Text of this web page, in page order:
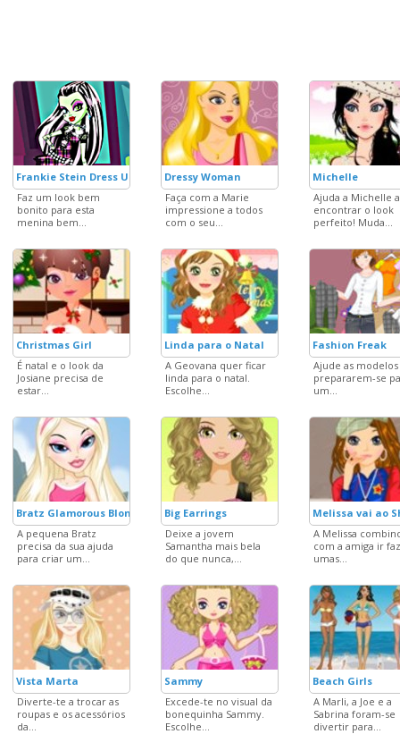
Frankie Stein Dress Up
Faz um look bem
bonito para esta
menina bem...
Dressy Woman
Faça com a Marie
impressione a todos
com o seu...
Michelle
Ajuda a Michelle a
encontrar o look
perfeito! Muda...
Christmas Girl
É natal e o look da
Josiane precisa de
estar...
Linda para o Natal
A Geovana quer ficar
linda para o natal.
Escolhe...
Fashion Freak
Ajude as modelos
prepararem-se
um...
Bratz Glamorous Blonde
A pequena Bratz
precisa da sua ajuda
para criar um...
Big Earrings
Deixe a jovem
Samantha mais bela
do que nunca,...
Melissa vai ao
A Melissa
com a amiga ir
umas...
Vista Marta
Diverte-te a trocar as
roupas e os acessórios
da...
Sammy
Excede-te no visual da
bonequinha Sammy.
Escolhe...
Beach Girls
A Marli, a Joe e a
Sabrina foram-se
divertir para...